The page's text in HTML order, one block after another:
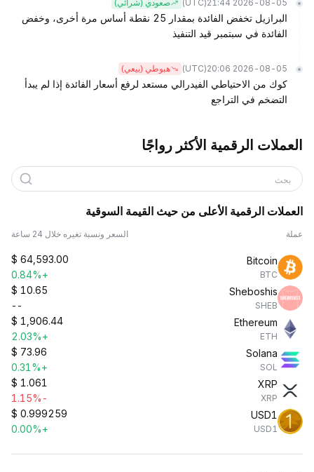
2026-08-05 21:44
(UTC) صعودي (شرائي)
البرازيل تخفض الفائدة بمقدار 25 نقطة أساس مرة أخرى، وخفض
الفائدة في سبتمبر قيد التنفيذ
2026-08-05 20:06
(UTC) هبوطي (بيعي)
كوك من الاحتياطي الفيدرالي مستعد لرفع أسعار الفائدة إذا لم يبدأ
التضخم في التراجع
العملات الرقمية الأكثر رواجًا
بحث
العملات الرقمية الأعلى من حيث القيمة السوقية
عملة السعر ونسبة تغيره خلال 24 ساعة
Bitcoin
BTC
$ 64,593.00
+0.84%
Sheboshis
SHEB
$ 10.65
--
Ethereum
ETH
$ 1,906.44
+2.03%
Solana
SOL
$ 73.96
+0.31%
XRP
XRP
$ 1.061
-1.15%
USD1
USD1
$ 0.999259
+0.00%